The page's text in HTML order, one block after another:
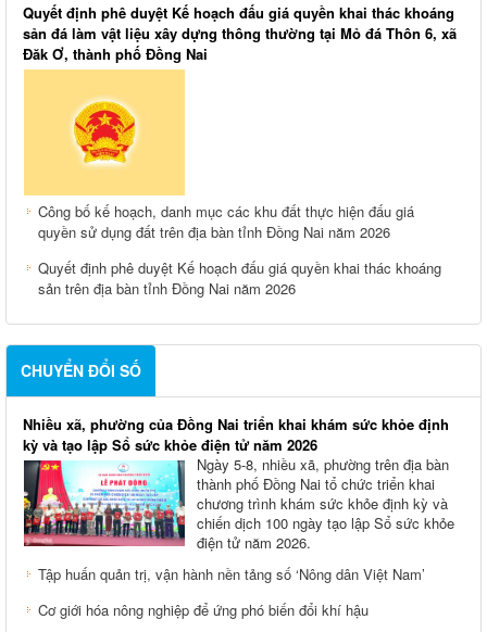
Quyết định phê duyệt Kế hoạch đấu giá quyền khai thác khoáng
sản đá làm vật liệu xây dựng thông thường tại Mỏ đá Thôn 6, xã
Đăk Ơ, thành phố Đồng Nai
Công bố kế hoạch, danh mục các khu đất thực hiện đấu giá
quyền sử dụng đất trên địa bàn tỉnh Đồng Nai năm 2026
Quyết định phê duyệt Kế hoạch đấu giá quyền khai thác khoáng
sản trên địa bàn tỉnh Đồng Nai năm 2026
CHUYỂN ĐỔI SỐ
Nhiều xã, phường của Đồng Nai triển khai khám sức khỏe định
kỳ và tạo lập Sổ sức khỏe điện tử năm 2026
Ngày 5-8, nhiều xã, phường trên địa bàn
thành phố Đồng Nai tổ chức triển khai
chương trình khám sức khỏe định kỳ và
chiến dịch 100 ngày tạo lập Sổ sức khỏe
điện tử năm 2026.
Tập huấn quản trị, vận hành nền tảng số ‘Nông dân Việt Nam’
Cơ giới hóa nông nghiệp để ứng phó biến đổi khí hậu